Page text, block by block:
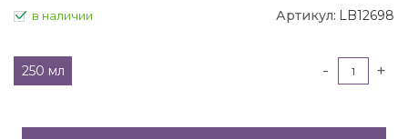
в наличии Артикул: LB12698
250 мл - +